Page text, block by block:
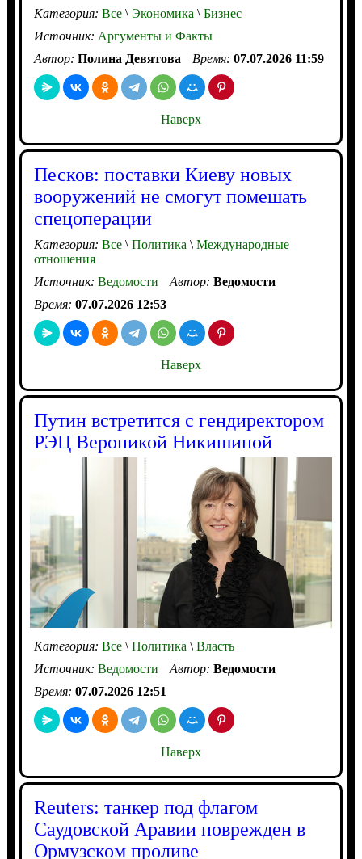
Категория: Все\Экономика \Бизнес
Источник: Аргументы и Факты
Автор: Полина Девятова Время: 07.07.2026 11:59
Наверх
Песков: поставки Киеву новых
вооружений не смогут помешать
спецоперации
Категория: Все\Политика \Международные
отношения
Источник: Ведомости Автор: Ведомости
Время: 07.07.2026 12:53
Наверх
Путин встретится с гендиректором
РЭЦ Вероникой Никишиной
Категория: Все\Политика \Власть
Источник: Ведомости Автор: Ведомости
Время: 07.07.2026 12:51
Наверх
Reuters: танкер под флагом
Саудовской Аравии поврежден в
Ормузском проливе